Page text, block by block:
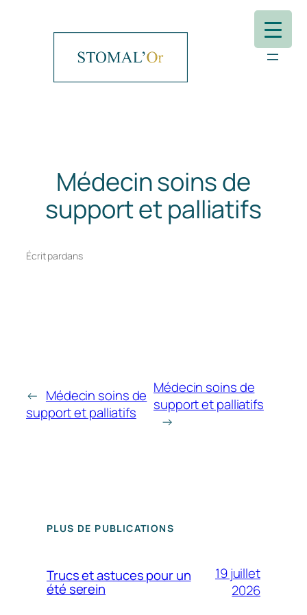
Médecin soins de
support et palliatifs
Écrit pardans
← Médecin soins de
support et palliatifs
Médecin soins de
support et palliatifs
→
PLUS DE PUBLICATIONS
Trucs et astuces pour un
été serein
19 juillet
2026